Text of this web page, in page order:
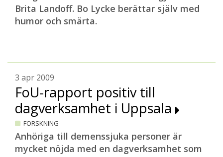
Brita Landoff. Bo Lycke berättar själv med
humor och smärta.
3 apr 2009
FoU-rapport positiv till
dagverksamhet i Uppsala
FORSKNING
Anhöriga till demenssjuka personer är
mycket nöjda med en dagverksamhet som